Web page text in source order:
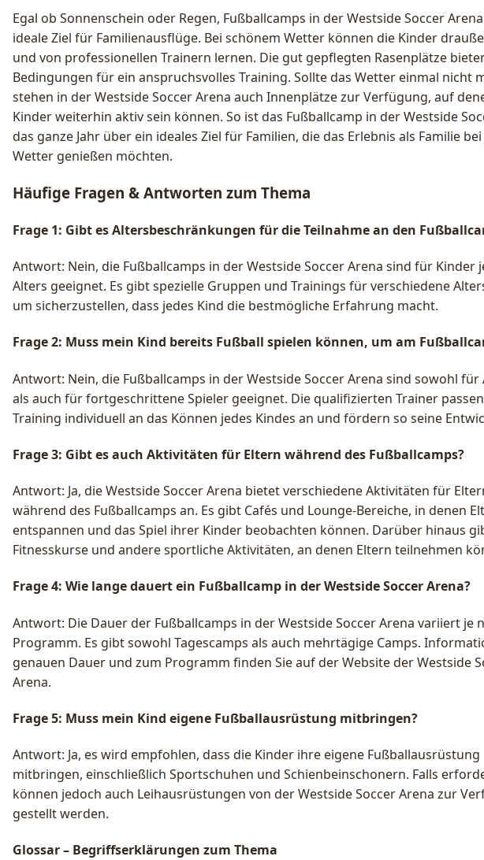
Egal ob Sonnenschein oder Regen, Fußballcamps in der Westside Soccer
ideale Ziel für Familienausflüge. Bei schönem Wetter können die Kinder
und von professionellen Trainern lernen. Die gut gepflegten Rasenplätze
Bedingungen für ein anspruchsvolles Training. Sollte das Wetter einmal nicht
stehen in der Westside Soccer Arena auch Innenplätze zur Verfügung, auf
Kinder weiterhin aktiv sein können. So ist das Fußballcamp in der Westside
das ganze Jahr über ein ideales Ziel für Familien, die das Erlebnis als Familie
Wetter genießen möchten.
Häufige Fragen & Antworten zum Thema
Frage 1: Gibt es Altersbeschränkungen für die Teilnahme an den
Antwort: Nein, die Fußballcamps in der Westside Soccer Arena sind für Kinder
Alters geeignet. Es gibt spezielle Gruppen und Trainings für verschiedene
um sicherzustellen, dass jedes Kind die bestmögliche Erfahrung macht.
Frage 2: Muss mein Kind bereits Fußball spielen können, um am
Antwort: Nein, die Fußballcamps in der Westside Soccer Arena sind sowohl
als auch für fortgeschrittene Spieler geeignet. Die qualifizierten Trainer
Training individuell an das Können jedes Kindes an und fördern so seine
Frage 3: Gibt es auch Aktivitäten für Eltern während des Fußballcamps?
Antwort: Ja, die Westside Soccer Arena bietet verschiedene Aktivitäten für
während des Fußballcamps an. Es gibt Cafés und Lounge-Bereiche, in denen
entspannen und das Spiel ihrer Kinder beobachten können. Darüber hinaus
Fitnesskurse und andere sportliche Aktivitäten, an denen Eltern teilnehmen
Frage 4: Wie lange dauert ein Fußballcamp in der Westside Soccer Arena?
Antwort: Die Dauer der Fußballcamps in der Westside Soccer Arena variiert je
Programm. Es gibt sowohl Tagescamps als auch mehrtägige Camps.
genauen Dauer und zum Programm finden Sie auf der Website der Westside
Arena.
Frage 5: Muss mein Kind eigene Fußballausrüstung mitbringen?
Antwort: Ja, es wird empfohlen, dass die Kinder ihre eigene Fußballausrüstung
mitbringen, einschließlich Sportschuhen und Schienbeinschonern. Falls
können jedoch auch Leihausrüstungen von der Westside Soccer Arena zur
gestellt werden.
Glossar – Begriffserklärungen zum Thema